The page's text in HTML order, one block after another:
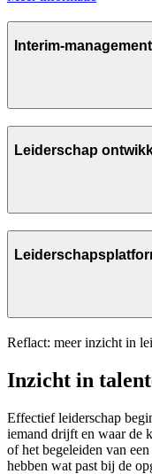
Interim-management
Leiderschap
Reflact: meer inzicht in
Inzicht in
Effectief leiderschap
iemand drijft en waar de
of het begeleiden van
hebben wat past bij de